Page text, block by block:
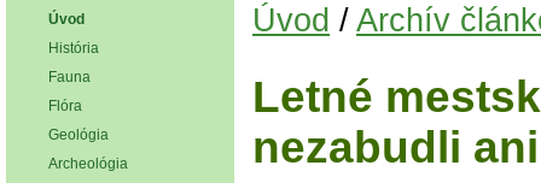
Úvod
História
Fauna
Flóra
Geológia
Archeológia
Úvod /Archív
Letné
nezabudli